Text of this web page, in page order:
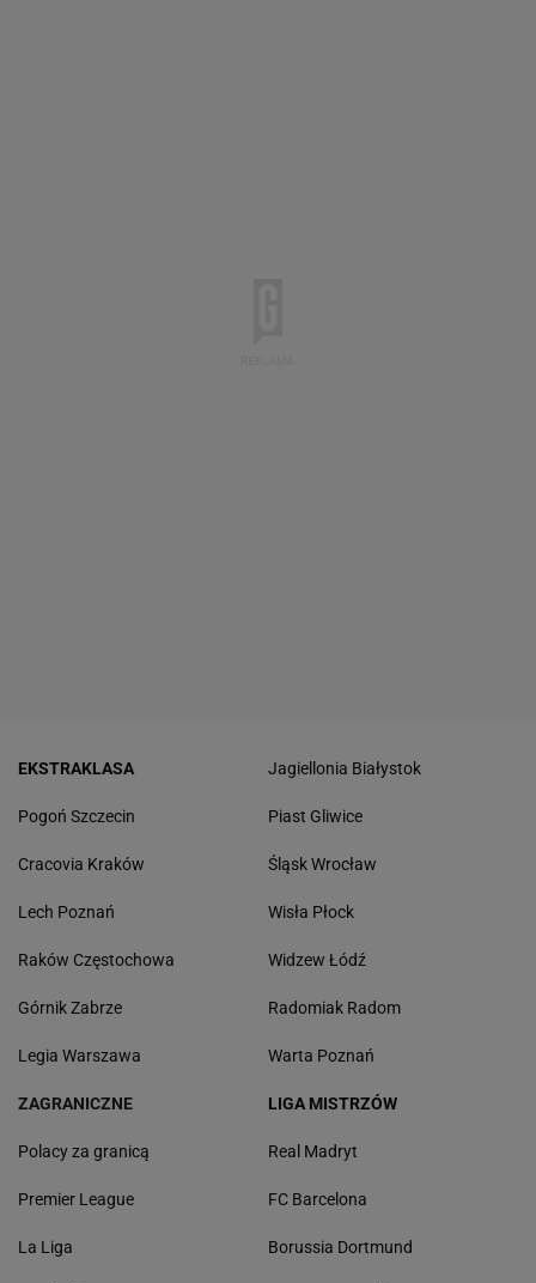
EKSTRAKLASA
Pogoń Szczecin
Cracovia Kraków
Lech Poznań
Raków Częstochowa
Górnik Zabrze
Legia Warszawa
Jagiellonia Białystok
Piast Gliwice
Śląsk Wrocław
Wisła Płock
Widzew Łódź
Radomiak Radom
Warta Poznań
ZAGRANICZNE
Polacy za granicą
Premier League
La Liga
LIGA MISTRZÓW
Real Madryt
FC Barcelona
Borussia Dortmund